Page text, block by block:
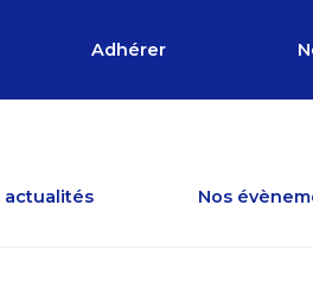
Adhérer
actualités Nos